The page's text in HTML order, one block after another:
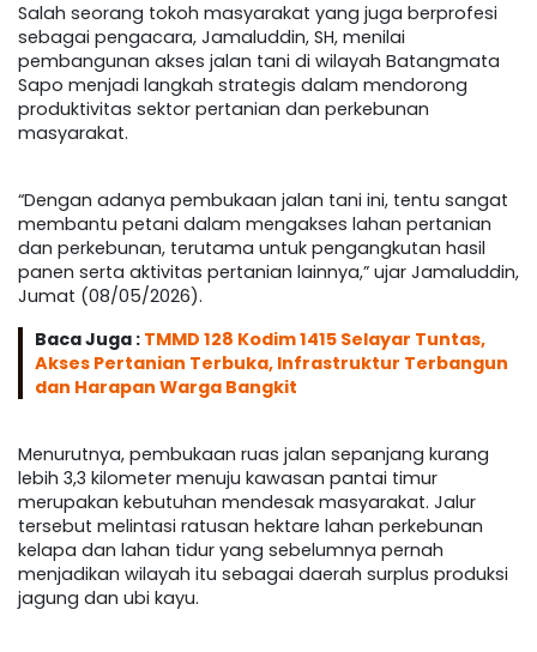
Salah seorang tokoh masyarakat yang juga berprofesi
sebagai pengacara, Jamaluddin, SH, menilai
pembangunan akses jalan tani di wilayah Batangmata
Sapo menjadi langkah strategis dalam mendorong
produktivitas sektor pertanian dan perkebunan
masyarakat.
“Dengan adanya pembukaan jalan tani ini, tentu sangat
membantu petani dalam mengakses lahan pertanian
dan perkebunan, terutama untuk pengangkutan hasil
panen serta aktivitas pertanian lainnya,” ujar Jamaluddin,
Jumat (08/05/2026).
Baca Juga : TMMD 128 Kodim 1415 Selayar Tuntas,
Akses Pertanian Terbuka, Infrastruktur Terbangun
dan Harapan Warga Bangkit
Menurutnya, pembukaan ruas jalan sepanjang kurang
lebih 3,3 kilometer menuju kawasan pantai timur
merupakan kebutuhan mendesak masyarakat. Jalur
tersebut melintasi ratusan hektare lahan perkebunan
kelapa dan lahan tidur yang sebelumnya pernah
menjadikan wilayah itu sebagai daerah surplus produksi
jagung dan ubi kayu.